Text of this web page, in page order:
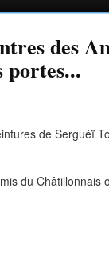
des
portes...
de Serguéï